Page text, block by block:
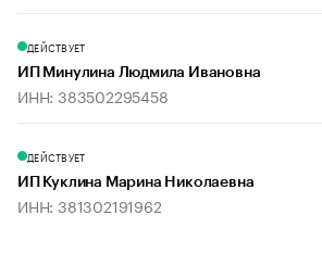
ДЕЙСТВУЕТ
ИП Минулина Людмила Ивановна
ИНН: 383502295458
ДЕЙСТВУЕТ
ИП Куклина Марина Николаевна
ИНН: 381302191962